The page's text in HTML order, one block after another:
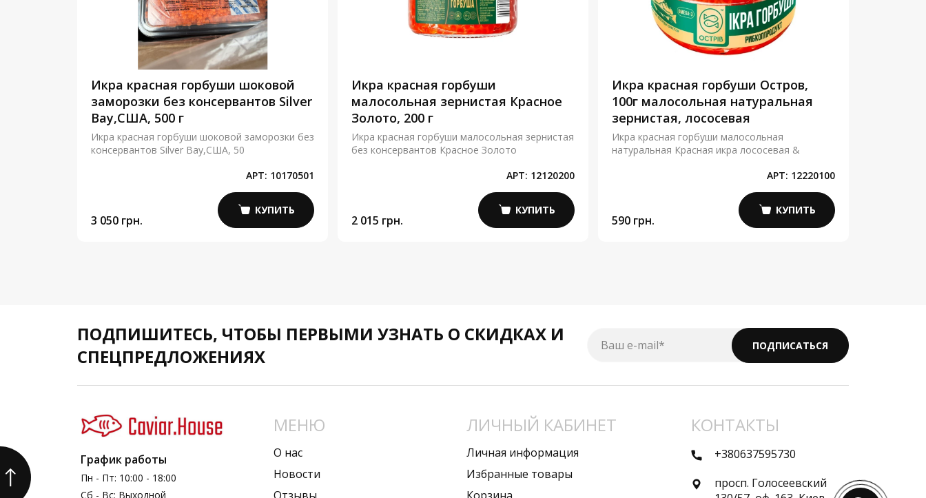
Икра красная горбуши шоковой
заморозки без консервантов Silver
Bay,США, 500 г
Икра красная горбуши шоковой заморозки без
консервантов Silver Bay,США, 50
АРТ: 10170501
3 050 грн.
КУПИТЬ
Икра красная горбуши
малосольная зернистая Красное
Золото, 200 г
Икра красная горбуши малосольная зернистая
без консервантов Красное Золото
АРТ: 12120200
2 015 грн.
КУПИТЬ
Икра красная горбуши Остров,
100г малосольная натуральная
зернистая, лососевая
Икра красная горбуши малосольная
натуральная Красная икра лососевая &
АРТ: 12220100
590 грн.
КУПИТЬ
ПОДПИШИТЕСЬ, ЧТОБЫ ПЕРВЫМИ УЗНАТЬ О СКИДКАХ И
СПЕЦПРЕДЛОЖЕНИЯХ
Ваш e-mail* ПОДПИСАТЬСЯ
График работы
Пн - Пт: 10:00 - 18:00
Сб - Вс: Выходной
МЕНЮ
О нас
Новости
ЛИЧНЫЙ КАБИНЕТ
Личная информация
Избранные товары
КОНТАКТЫ
+380637595730
просп. Голосеевский